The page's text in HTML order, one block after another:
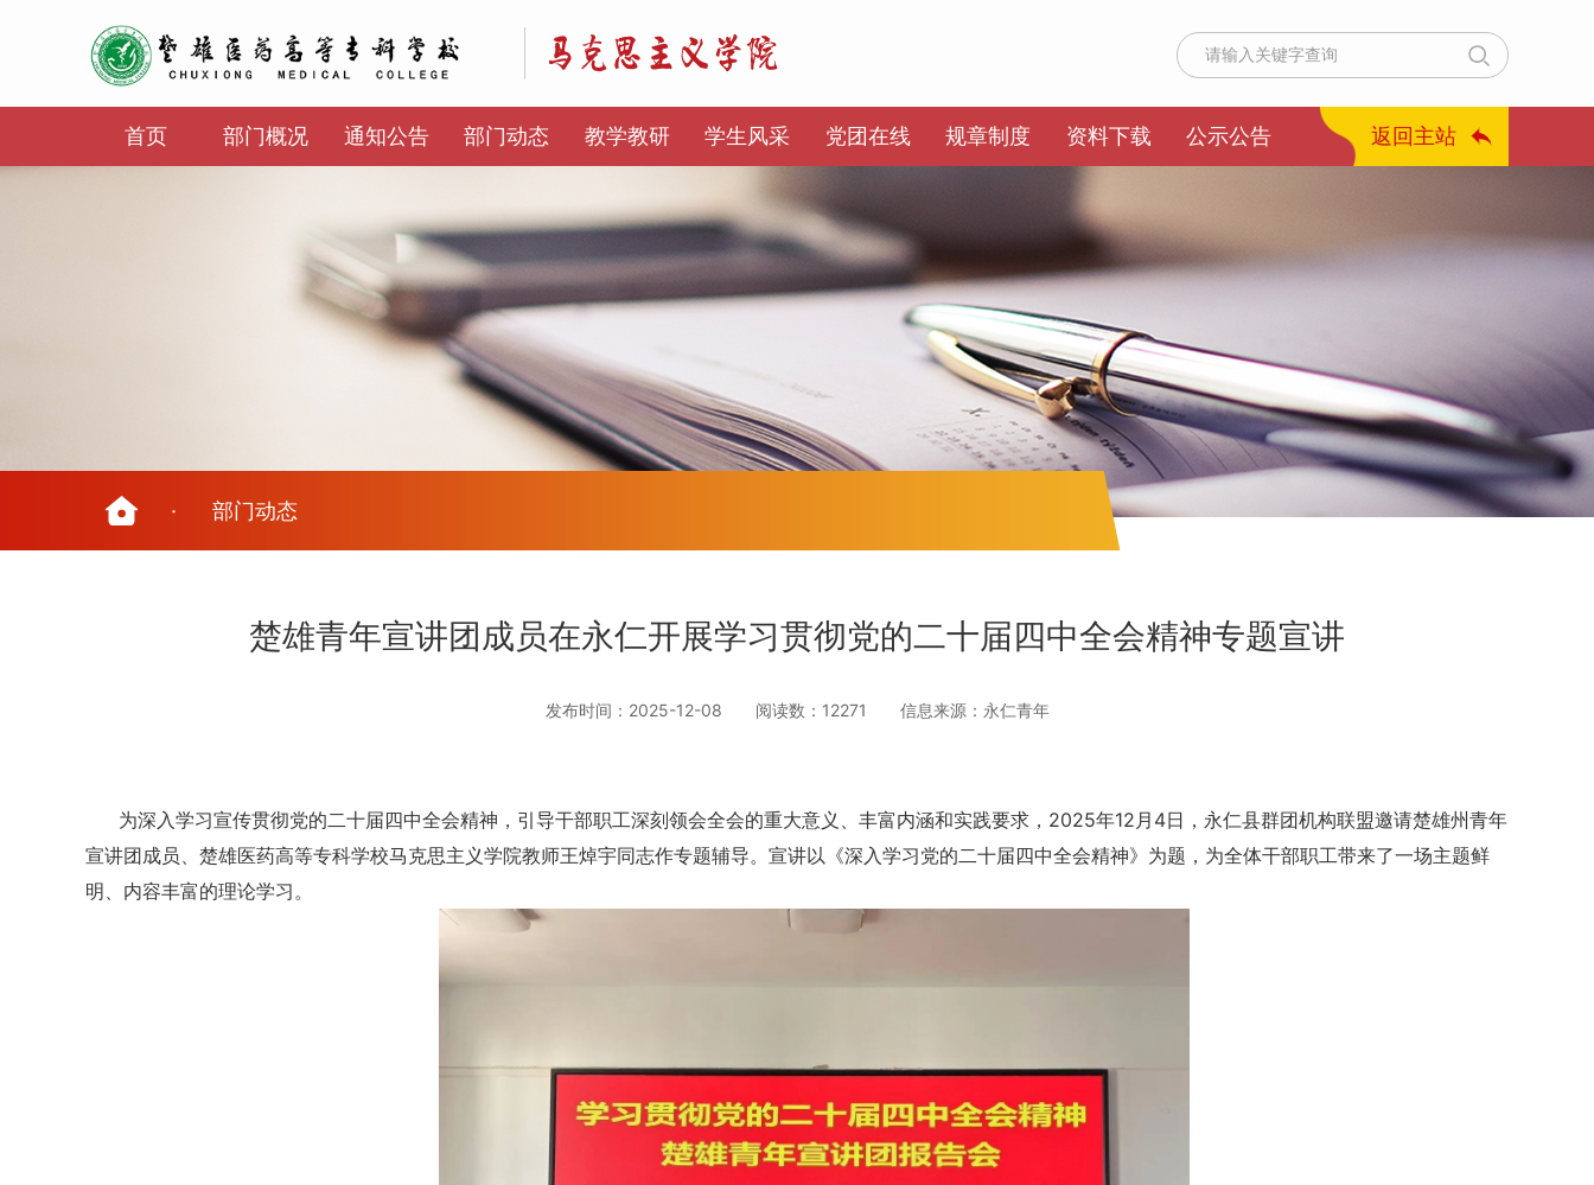
返回主站
首页 部门概况 通知公告 部门动态 教学教研 学生风采 党团在线 规章制度 资料下载 公示公告
· 部门动态
楚雄青年宣讲团成员在永仁开展学习贯彻党的二十届四中全会精神专题宣讲
发布时间：2025-12-08 阅读数：12271 信息来源：永仁青年
为深入学习宣传贯彻党的二十届四中全会精神，引导干部职工深刻领会全会的重大意义、丰富内涵和实践要求，2025年12月4日，永仁县群团机构联盟邀请楚雄州青年
宣讲团成员、楚雄医药高等专科学校马克思主义学院教师王焯宇同志作专题辅导。宣讲以《深入学习党的二十届四中全会精神》为题，为全体干部职工带来了一场主题鲜
明、内容丰富的理论学习。